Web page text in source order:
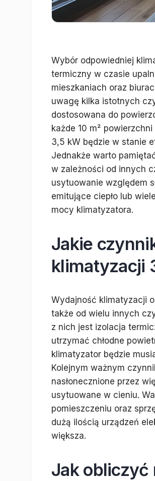
Wybór odpowiedniej
termiczny w czasie
mieszkaniach oraz
uwagę kilka istotnych
dostosowana do
każde 10 m²
3,5 kW będzie w stanie
Jednakże warto
w zależności od innych
usytuowanie względem
emitujące ciepło lub
mocy klimatyzatora.
Jakie
klimatyzacji
Wydajność klimatyzacji
także od wielu innych
z nich jest izolacja
utrzymać chłodne
klimatyzator będzie
Kolejnym ważnym
nasłonecznione przez
usytuowane w cieniu.
pomieszczeniu oraz
dużą ilością urządzeń
większa.
Jak obliczyć